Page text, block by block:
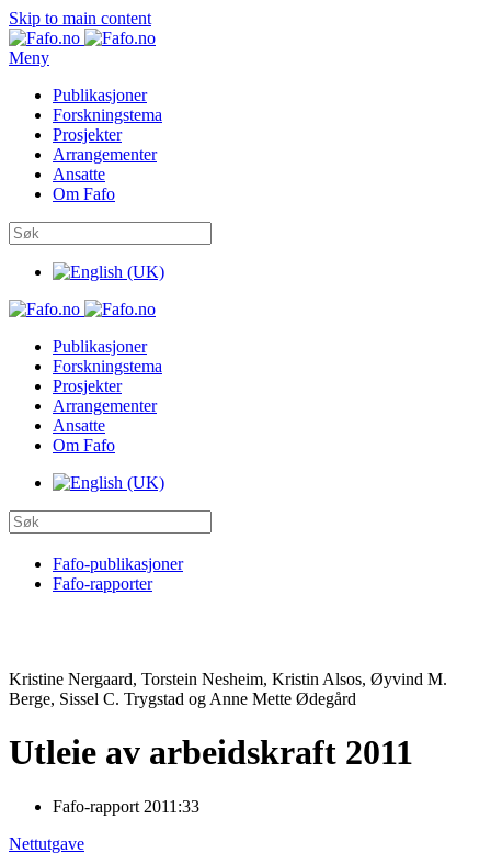
Skip to main content
Meny
Publikasjoner
Forskningstema
Prosjekter
Arrangementer
Ansatte
Om Fafo
Publikasjoner
Forskningstema
Prosjekter
Arrangementer
Ansatte
Om Fafo
Fafo-publikasjoner
Fafo-rapporter
Kristine Nergaard, Torstein Nesheim, Kristin Alsos, Øyvind M.
Berge, Sissel C. Trygstad og Anne Mette Ødegård
Utleie av arbeidskraft 2011
Fafo-rapport 2011:33
Nettutgave